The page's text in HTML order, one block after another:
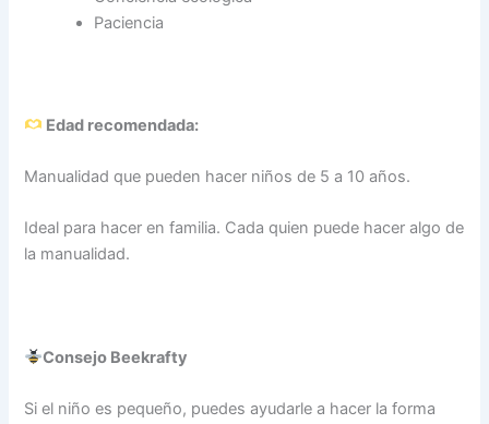
Paciencia
Edad recomendada:
Manualidad que pueden hacer niños de 5 a 10 años.
Ideal para hacer en familia. Cada quien puede hacer algo de
la manualidad.
Consejo Beekrafty
Si el niño es pequeño, puedes ayudarle a hacer la forma